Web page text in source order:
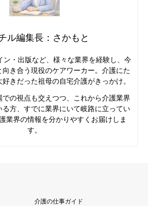
ル編集長：さかもと
ン・出版など、様々な業界を経験し、今
向き合う現役のケアワーカー。介護にた
きだった祖母の自宅介護がきっかけ。
の視点も交えつつ、これから介護業界
る方、すでに業界にいて岐路に立ってい
業界の情報を分かりやすくお届けしま
す。
介護の仕事ガイド